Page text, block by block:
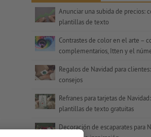
Anunciar una subida de precios:
plantillas de texto
Contrastes de color en el arte –
complementarios, Itten y el
Regalos de Navidad para
consejos
Refranes para tarjetas de
plantillas de texto gratuitas
Decoración de escaparates para